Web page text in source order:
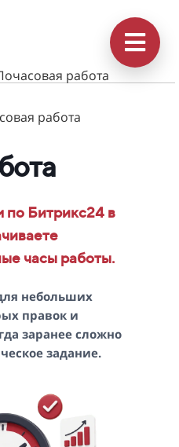
работа
работа
по Битрикс24 в
часы работы.
небольших
правок и
заранее сложно
задание.